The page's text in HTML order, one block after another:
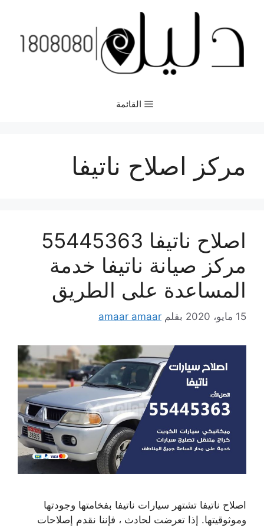
المحتوى
القائمة
مركز اصلاح ناتيفا
اصلاح ناتيفا 55445363
مركز صيانة ناتيفا خدمة
المساعدة على الطريق
15 مايو، 2020 بقلم amaar amaar
اصلاح ناتيفا تشتهر سيارات ناتيفا بفخامتها وجودتها
وموثوقيتها. إذا تعرضت لحادث ، فإننا نقدم إصلاحات